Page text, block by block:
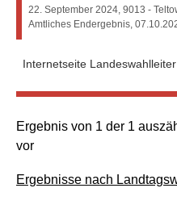
22. September 2024, 9013 -
Amtliches Endergebnis,
Internetseite
Ergebnis von 1 der 1
vor
Ergebnisse nach